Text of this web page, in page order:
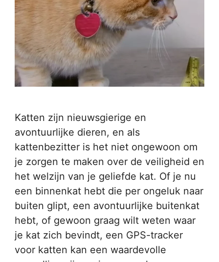
Katten zijn nieuwsgierige en
avontuurlijke dieren, en als
kattenbezitter is het niet ongewoon om
je zorgen te maken over de veiligheid en
het welzijn van je geliefde kat. Of je nu
een binnenkat hebt die per ongeluk naar
buiten glipt, een avontuurlijke buitenkat
hebt, of gewoon graag wilt weten waar
je kat zich bevindt, een GPS-tracker
voor katten kan een waardevolle